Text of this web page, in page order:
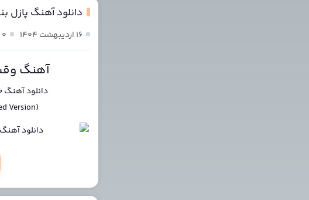
دانلود آهنگ پازل
۱۶ اردیبهشت ۱۴۰۴ ۰ نظر
آهنگ وقت
دانلود آهنگ
Version)